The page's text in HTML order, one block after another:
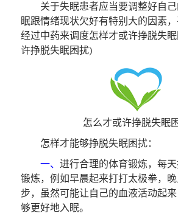
关于失眠患者应当要调整好自己
眠跟情绪现状欠好有特别大的因素
经过中药来调度怎样才或许挣脱失
许挣脱失眠困扰)
怎么才或许挣脱失眠
怎样才能够挣脱失眠困扰：
一、进行合理的体育锻炼，每
锻炼，例如早晨起来打打太极拳，
步，虽然可能让自己的血液活动起
够更好地入眠。